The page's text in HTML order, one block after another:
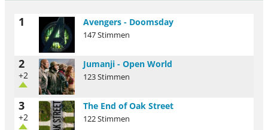
1 Avengers - Doomsday
147 Stimmen
2
+2
Jumanji - Open World
123 Stimmen
3
+2
The End of Oak Street
122 Stimmen